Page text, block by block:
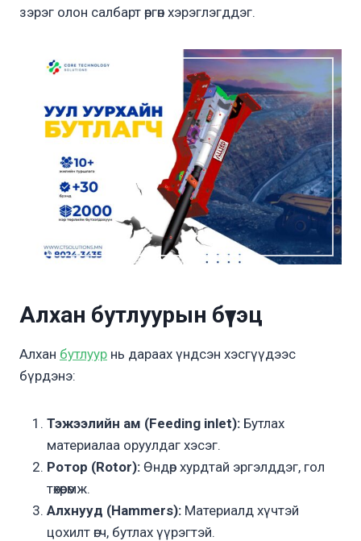
зэрэг олон салбарт өргөн хэрэглэгддэг.
Алхан бутлуурын бүтэц
Алхан бутлуур нь дараах үндсэн хэсгүүдээс
бүрдэнэ:
Тэжээлийн ам (Feeding inlet): Бутлах
материалаа оруулдаг хэсэг.
Ротор (Rotor): Өндөр хурдтай эргэлддэг, гол
төхөөрөмж.
Алхнууд (Hammers): Материалд хүчтэй
цохилт өгч, бутлах үүрэгтэй.